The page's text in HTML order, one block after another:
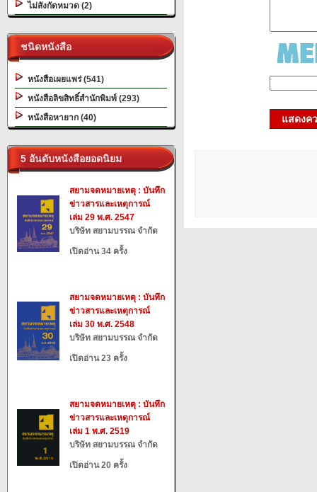
ไม่สังกัดหมวด (2)
ชนิดหนังสือ
หนังสือเผยแพร่ (541)
หนังสือลิขสิทธิ์สำนักพิมพ์ (293)
หนังสือหายาก (40)
5 อันดับหนังสือยอดนิยม
สยามจดหมายเหตุ : บันทึก
ข่าวสารและเหตุการณ์
เล่ม 29 พ.ศ. 2547
บริษัท สยามบรรณ จำกัด
เปิดอ่าน 34 ครั้ง
สยามจดหมายเหตุ : บันทึก
ข่าวสารและเหตุการณ์
เล่ม 30 พ.ศ. 2548
บริษัท สยามบรรณ จำกัด
เปิดอ่าน 23 ครั้ง
สยามจดหมายเหตุ : บันทึก
ข่าวสารและเหตุการณ์
เล่ม 1 พ.ศ. 2519
บริษัท สยามบรรณ จำกัด
เปิดอ่าน 20 ครั้ง
แสดงค